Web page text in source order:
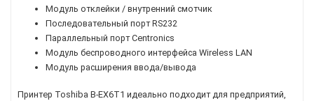
Модуль отклейки / внутренний смотчик
Последовательный порт RS232
Параллельный порт Centronics
Модуль беспроводного интерфейса Wireless LAN
Модуль расширения ввода/вывода
Принтер Toshiba B-EX6T1 идеально подходит для предприятий,